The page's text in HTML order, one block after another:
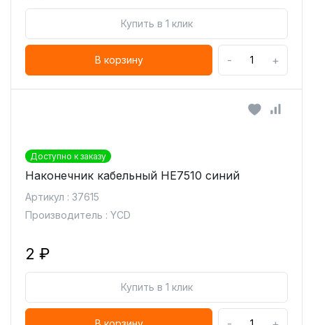
Купить в 1 клик
В корзину - +
Доступно к заказу
Наконечник кабельный HE7510 синий
Артикул : 37615
Производитель : YCD
2 ₽
Купить в 1 клик